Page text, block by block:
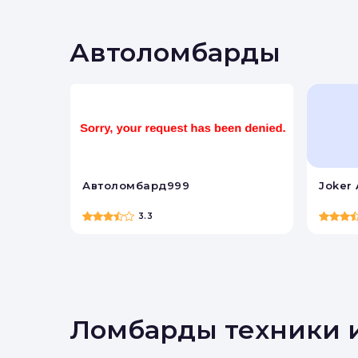
Автоломбарды
Автоломбард999
3.3
Joker
Ломбарды техники